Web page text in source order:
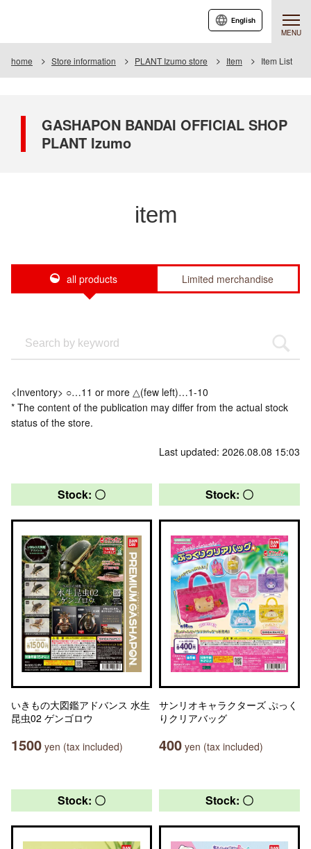
MENU
English
home Store information PLANT Izumo store Item Item List
GASHAPON BANDAI OFFICIAL SHOP
PLANT Izumo
item
all products Limited merchandise
<Inventory> ○…11 or more △(few left)…1-10
* The content of the publication may differ from the actual stock
status of the store.
Last updated: 2026.08.08 15:03
Stock: 〇
いきもの大図鑑アドバンス 水生
昆虫02 ゲンゴロウ
1500 yen (tax included)
Stock: 〇
サンリオキャラクターズ ぷっく
りクリアバッグ
400 yen (tax included)
Stock: 〇 Stock: 〇